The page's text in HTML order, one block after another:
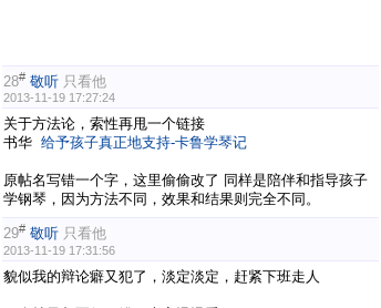
28# 敬听 只看他
2013-11-19 17:27:24
关于方法论，索性再甩一个链接
书华 给予孩子真正地支持-卡鲁学琴记
原帖名写错一个字，这里偷偷改了 同样是陪伴和指导孩子
学钢琴，因为方法不同，效果和结果则完全不同。
29# 敬听 只看他
2013-11-19 17:31:56
貌似我的辩论癖又犯了，淡定淡定，赶紧下班走人